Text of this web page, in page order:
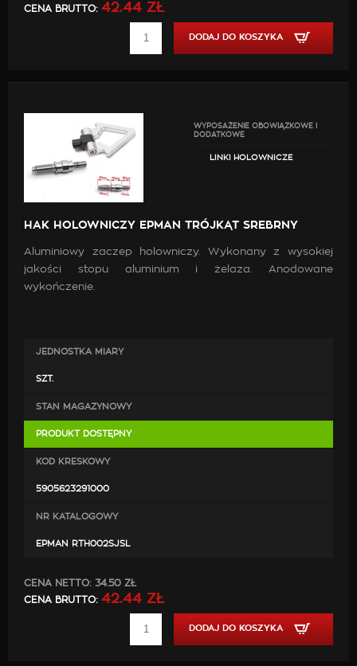
CENA BRUTTO: 42.44 ZŁ
DODAJ DO KOSZYKA
WYPOSAŻENIE OBOWIĄZKOWE I
DODATKOWE
LINKI HOLOWNICZE
HAK HOLOWNICZY EPMAN TRÓJKĄT SREBRNY
Aluminiowy zaczep holowniczy. Wykonany z wysokiej
jakości stopu aluminium i żelaza. Anodowane
wykończenie.
JEDNOSTKA MIARY
SZT.
STAN MAGAZYNOWY
PRODUKT DOSTĘPNY
KOD KRESKOWY
5905623291000
NR KATALOGOWY
EPMAN RTH002SJSL
CENA NETTO: 34.50 ZŁ
CENA BRUTTO: 42.44 ZŁ
DODAJ DO KOSZYKA